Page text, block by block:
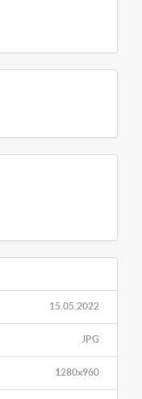
15.05.2022
JPG
1280x960